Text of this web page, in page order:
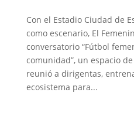
Con el Estadio Ciudad de
como escenario, El
conversatorio “Fútbol
comunidad”, un espacio
reunió a dirigentas,
ecosistema para...